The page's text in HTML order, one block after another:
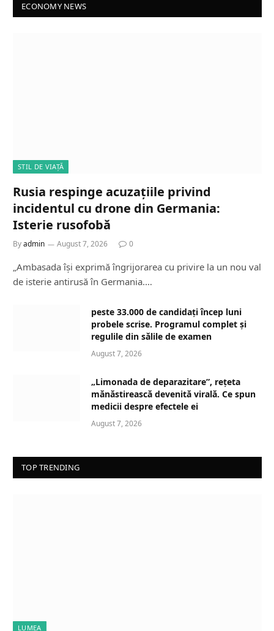
ECONOMY NEWS
STIL DE VIAȚĂ
Rusia respinge acuzațiile privind
incidentul cu drone din Germania:
Isterie rusofobă
Byadmin August 7, 2026 0
„Ambasada își exprimă îngrijorarea cu privire la un nou val
de isterie antirusă în Germania.…
peste 33.000 de candidați încep luni
probele scrise. Programul complet și
regulile din sălile de examen
August 7, 2026
„Limonada de deparazitare”, rețeta
mănăstirească devenită virală. Ce spun
medicii despre efectele ei
August 7, 2026
TOP TRENDING
LUMEA